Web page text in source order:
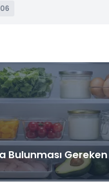
Bulunması Gereken